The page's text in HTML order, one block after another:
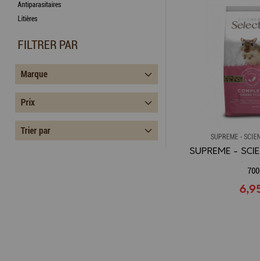
Antiparasitaires
Litières
FILTRER PAR
Marque
Prix
Trier par
SUPREME -